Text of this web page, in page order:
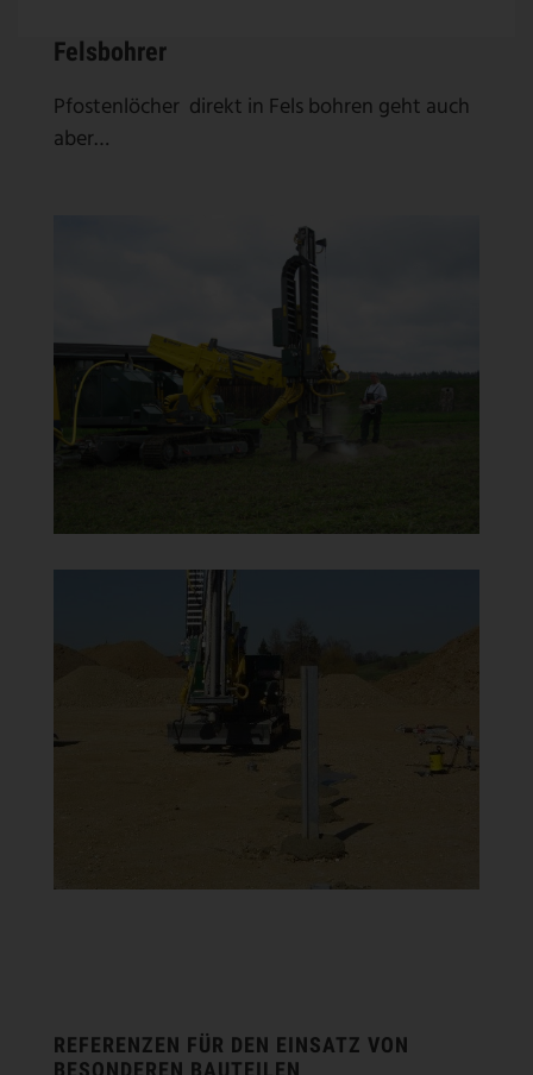
Felsbohrer
Pfostenlöcher direkt in Fels bohren geht auch
aber…
REFERENZEN FÜR DEN EINSATZ VON